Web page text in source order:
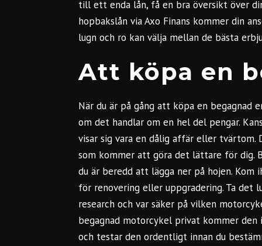
till ett enda lån, få en bra översikt över
hopbakslån via Axo Finans kommer din
lugn och ro kan välja mellan de bästa
Att köpa en
När du är på gång att köpa en begagnad
om det handlar om en hel del pengar.
visar sig vara en dålig affär eller
som kommer att göra det lättare för dig.
du är beredd att lägga ner på hojen. Kom
för renovering eller uppgradering. Ta
research och var säker på vilken
begagnad motorcykel privat kommer
och testar den ordentligt innan du